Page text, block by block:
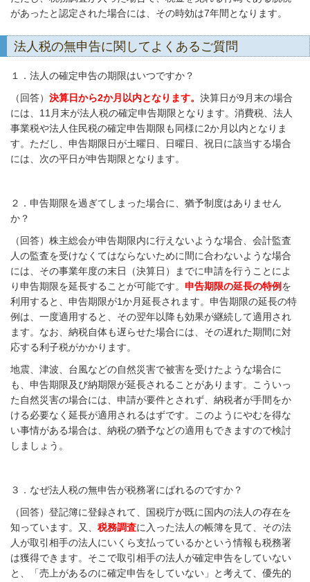
があったと認定された場合には、その時効は7年間となります。
法人税の無申告に関してよくあるご質問
１．法人の確定申告の期限はいつですか？
（回答） 決算日から2か月以内となります。 決算日が9月末の場合
には、11月末が法人税の確定申告期限となります。消費税、法人
事業税や法人住民税の確定申告期限も同様に2か月以内となりま
す。ただし、申告期限日が土曜日、日曜日、祝日に該当する場合
には、次の平日が申告期限となります。
２．申告期限を過ぎてしまった場合に、猶予制度はありません
か？
（回答）株主総会が申告期限内に行えないような場合、会計監査
人の監査を受けなくてはならないために間に合わないような場合
には、その事業年度の末日（決算日）までに申請を行うことによ
り申告期限を延長することが可能です。 申告期限の延長の特例を
利用すると、申告期限が1か月延長されます。申告期限の延長の特
例は、一度適用すると、その翌年以降も効果が継続して適用され
ます。なお、納税自体も遅らせた場合には、その遅れた期間に対
応する利子税がかかります。
地震、津波、台風などの自然災害で被害を受けたような場合に
も、申告期限及び納期限が延長されることがあります。こういっ
た自然災害の場合には、申請が要件とされず、納税者が手間をか
ける必要なく延長が適用されるはずです。このようにやむを得な
い事情がある場合は、納税の猶予などの適用もできますので検討
しましょう。
３．なぜ法人税の無申告が税務署にばれるのですか？
（回答）登記簿に登録されて、国税庁が既に国内の法人の存在を
知っています。又、 税務調査に入った法人の帳簿を見て、その法
人が取引相手の法人にいくら支払っているかという情報も税務署
は獲得できます。そこで取引相手の法人が確定申告をしていない
と、「売上があるのに確定申告をしていない」と考えて、優先的